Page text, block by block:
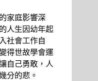
家庭影響深
人生因幼年起
社會工作自
得世故學會運
自己勇敢，人
分的悲。